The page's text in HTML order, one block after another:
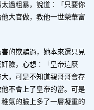
過粗暴，說道︰「只要你
大官做，教他一世榮華富
的欺騙過，她本來還只見
險，心想︰「皇帝這麼
，可是不知道親哥哥會存
不會上了皇帝的當。可是
氣的臉上多了一層凝重的